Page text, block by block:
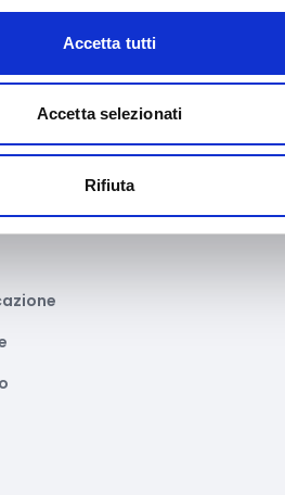
Accetta tutti
Accetta selezionati
Rifiuta